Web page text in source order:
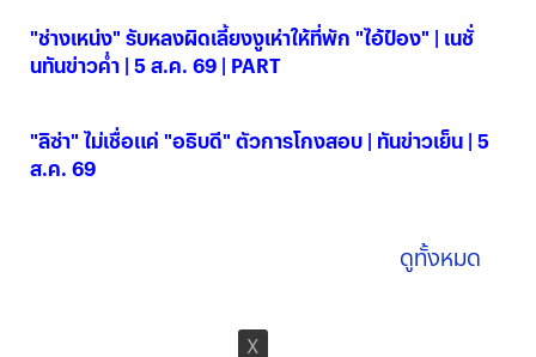
"ช่างเหน่ง" รับหลงผิดเลี้ยงงูเห่าให้ที่พัก "ไอ้ป๋อง" | เนชั่
นทันข่าวค่ำ | 5 ส.ค. 69 | PART
"ลิซ่า" ไม่เชื่อแค่ "อธิบดี" ตัวการโกงสอบ | ทันข่าวเย็น | 5
ส.ค. 69
ดูทั้งหมด